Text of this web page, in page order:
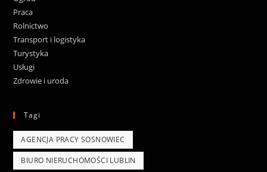
Praca
Rolnictwo
Transport i logistyka
Turystyka
Usługi
Zdrowie i uroda
Tagi
AGENCJA PRACY SOSNOWIEC
BIURO NIERUCHOMOŚCI LUBLIN